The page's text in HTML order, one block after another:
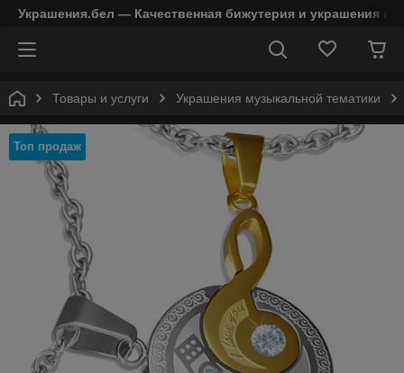
Украшения.бел — Качественная бижутерия и украшения в
Товары и услуги Украшения музыкальной тематики
Топ продаж